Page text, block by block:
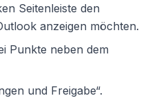
Seitenleiste den
anzeigen möchten.
Punkte neben dem
und Freigabe“.